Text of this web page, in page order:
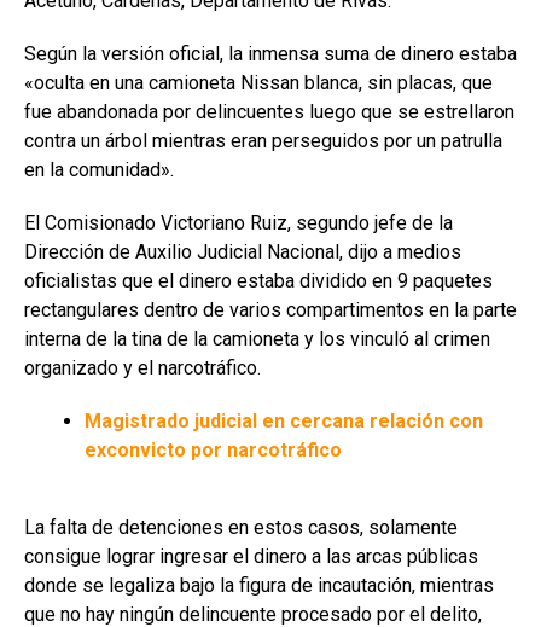
Según la versión oficial, la inmensa suma de dinero estaba
«oculta en una camioneta Nissan blanca, sin placas, que
fue abandonada por delincuentes luego que se estrellaron
contra un árbol mientras eran perseguidos por un patrulla
en la comunidad».
El Comisionado Victoriano Ruiz, segundo jefe de la
Dirección de Auxilio Judicial Nacional, dijo a medios
oficialistas que el dinero estaba dividido en 9 paquetes
rectangulares dentro de varios compartimentos en la parte
interna de la tina de la camioneta y los vinculó al crimen
organizado y el narcotráfico.
Magistrado judicial en cercana relación con
exconvicto por narcotráfico
La falta de detenciones en estos casos, solamente
consigue lograr ingresar el dinero a las arcas públicas
donde se legaliza bajo la figura de incautación, mientras
que no hay ningún delincuente procesado por el delito,